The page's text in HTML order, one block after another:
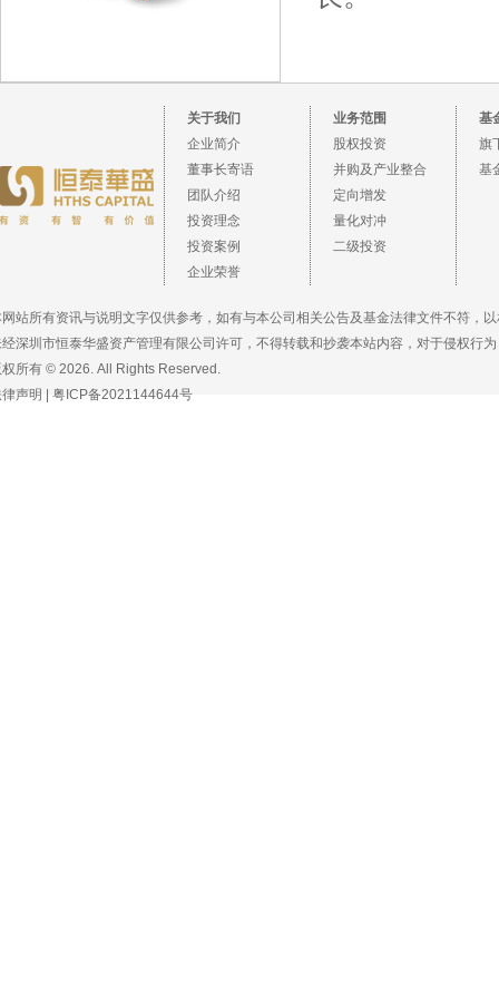
关于我们
企业简介
董事长寄语
团队介绍
投资理念
投资案例
企业荣誉
业务范围
股权投资
并购及产业整合
定向增发
量化对冲
二级投资
基
旗
基
站所有资讯与说明文字仅供参考，如有与本公司相关公告及基金法律文件不符，
深圳市恒泰华盛资产管理有限公司许可，不得转载和抄袭本站内容，对于侵权行
权所有 © 2026. All Rights Reserved.
声明
粤ICP备2021144644号